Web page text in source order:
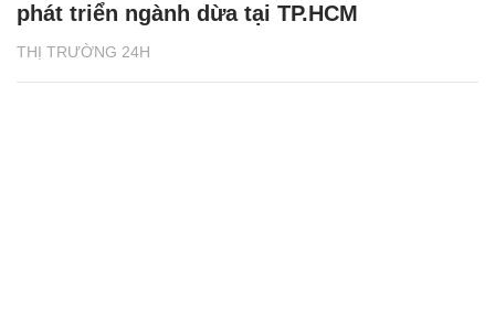
THỊ TRƯỜNG 24H
phát triển ngành dừa tại TP.HCM